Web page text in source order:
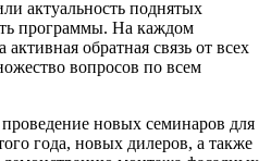
актуальность поднятых
программы. На каждом
обратная связь от всех
вопросов по всем
новых семинаров для
года, новых дилеров, а также